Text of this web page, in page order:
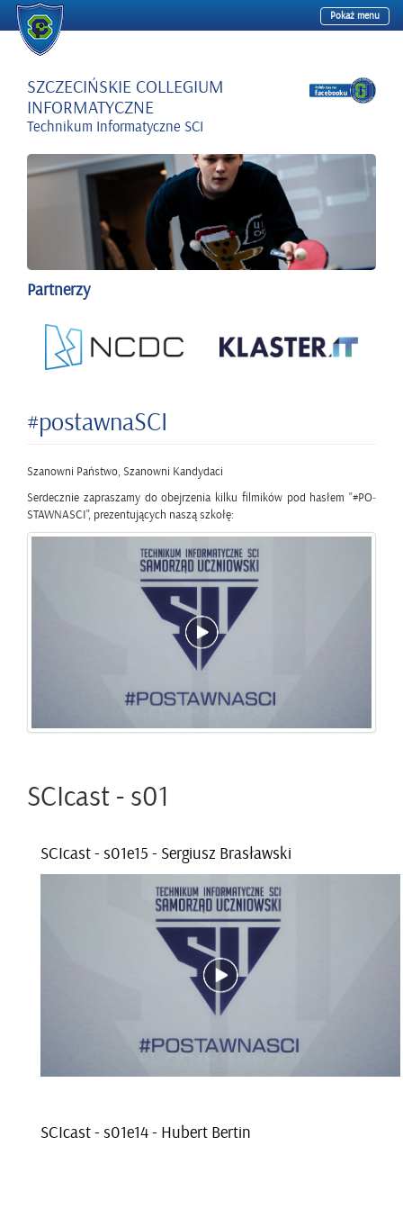
Przejdź
Pokaż menu
SZCZECIŃSKIE COLLEGIUM
INFORMATYCZNE
Technikum Informatyczne SCI
Partnerzy
#po­staw­na­SCI
Sza­now­ni Pań­stwo, Sza­now­ni Kan­dy­da­ci
Ser­decz­nie za­pra­sza­my do obej­rze­nia kilku fil­mi­ków pod ha­słem "#PO­
STAW­NA­SCI", pre­zen­tu­ją­cych naszą szko­łę:
SCI­cast - s01
SCI­cast - s01e­15 - Ser­giusz Bra­sław­ski
SCI­cast - s01e­14 - Hu­bert Ber­tin